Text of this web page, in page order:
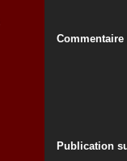
Publication